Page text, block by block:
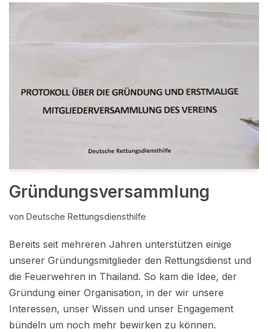
Gründungsversammlung
von Deutsche Rettungsdiensthilfe
Bereits seit mehreren Jahren unterstützen einige
unserer Gründungsmitglieder den Rettungsdienst und
die Feuerwehren in Thailand. So kam die Idee, der
Gründung einer Organisation, in der wir unsere
Interessen, unser Wissen und unser Engagement
bündeln um noch mehr bewirken zu können.